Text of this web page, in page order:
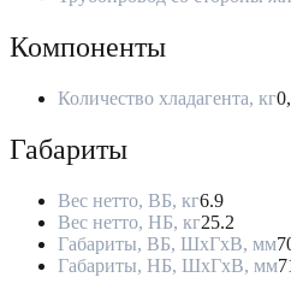
Компоненты
Количество хладагента, кг
Габариты
Вес нетто, ВБ, кг6.9
Вес нетто, НБ, кг25.2
Габариты, ВБ, ШхГхВ, мм
Габариты, НБ, ШхГхВ, мм